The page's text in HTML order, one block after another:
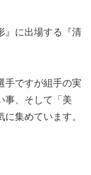
』に出場する『清
手ですが組手の実
事、そして「美
集めています。